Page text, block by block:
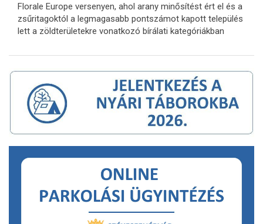
Florale Europe versenyen, ahol arany minősítést ért el és a
zsűritagoktól a legmagasabb pontszámot kapott település
lett a zöldterületekre vonatkozó bírálati kategóriákban